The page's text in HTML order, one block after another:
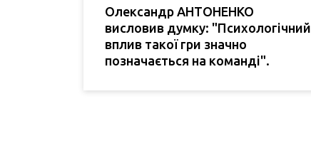
Олександр АНТОНЕНКО
висловив думку: "Психологічний
вплив такої гри значно
позначається на команді".